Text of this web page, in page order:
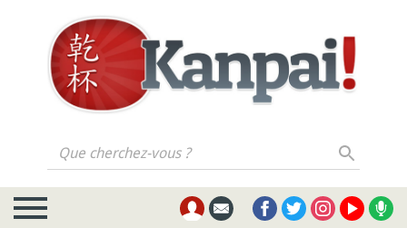
Que cherchez-vous ?